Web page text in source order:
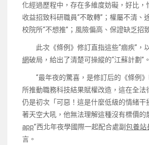
化經過歷程中，存在多維度妨礙，好比，
收益招致科研職員“不敢轉”；權屬不清、
校院所“不想推”；風險偏高、保證缺乏招
此次《條例》修訂直指這些“痼疾”，
網破局，給出了清楚可操縱的“江蘇計劃”。
“最年夜的驚喜，是修訂后的《條例
所推動職務科技結果賦權改造，這在全法
仍是初次「可惡！這是什麼低級的情緒干
著天空大吼，他無法理解這種沒有標價的
app”西北年夜學國際一起配合處副包養站
言。